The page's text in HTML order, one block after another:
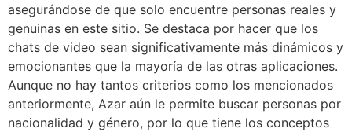
asegurándose de que solo encuentre personas reales y
genuinas en este sitio. Se destaca por hacer que los
chats de video sean significativamente más dinámicos y
emocionantes que la mayoría de las otras aplicaciones.
Aunque no hay tantos criterios como los mencionados
anteriormente, Azar aún le permite buscar personas por
nacionalidad y género, por lo que tiene los conceptos